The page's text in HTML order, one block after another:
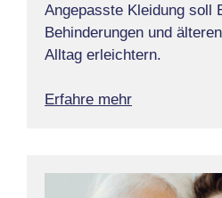
Angepasste Kleidung soll
Behinderungen und
Alltag erleichtern.
Erfahre mehr